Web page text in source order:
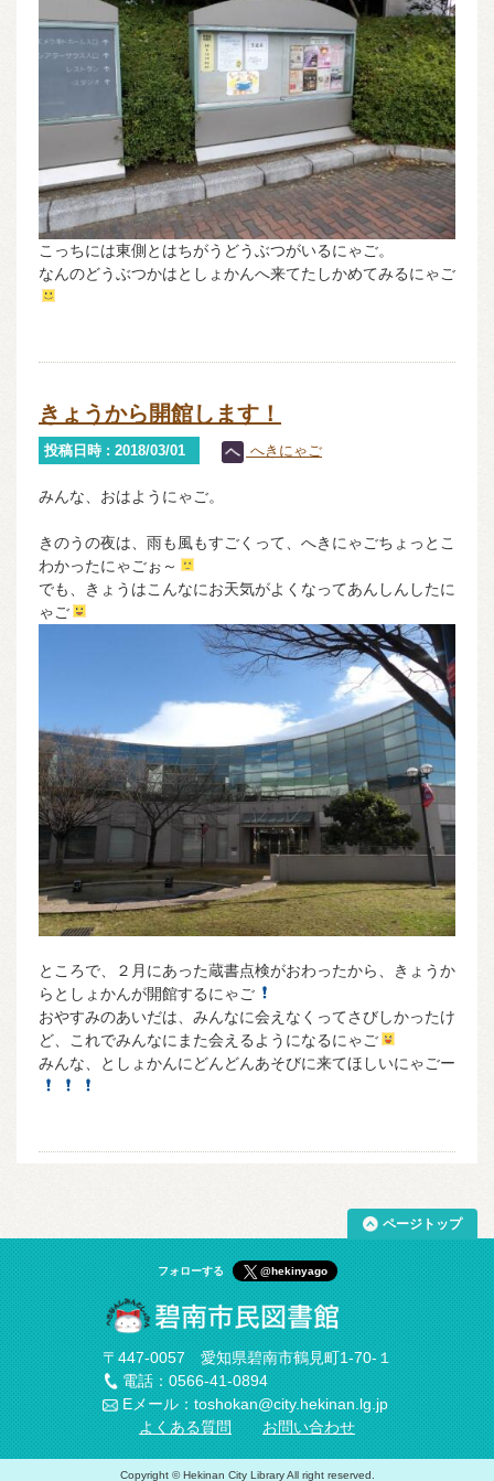
こっちには東側とはちがうどうぶつがいるにゃご。
なんのどうぶつかはとしょかんへ来てたしかめてみるにゃご
きょうから開館します！
投稿日時 : 2018/03/01 へきにゃご
みんな、おはようにゃご。
きのうの夜は、雨も風もすごくって、へきにゃごちょっとこ
わかったにゃごぉ～
でも、きょうはこんなにお天気がよくなってあんしんしたに
ゃご
ところで、２月にあった蔵書点検がおわったから、きょうか
らとしょかんが開館するにゃご
おやすみのあいだは、みんなに会えなくってさびしかったけ
ど、これでみんなにまた会えるようになるにゃご
みんな、としょかんにどんどんあそびに来てほしいにゃごー
ページトップ
フォローする @hekinyago
〒447-0057 愛知県碧南市鶴見町1-70-１
電話：0566-41-0894
Eメール：toshokan@city.hekinan.lg.jp
よくある質問
お問い合わせ
Copyright © Hekinan City Library All right reserved.